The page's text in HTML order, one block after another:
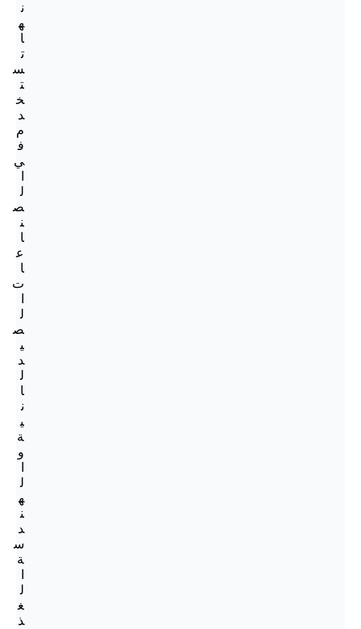
ن
ه
ا
ت
س
ت
خ
د
م
ف
ي
ل
ص
ن
ا
ع
ا
ت
ل
ص
ي
د
ل
ا
ن
ي
ة
و
ل
ه
ن
د
س
ة
ل
غ
ذ